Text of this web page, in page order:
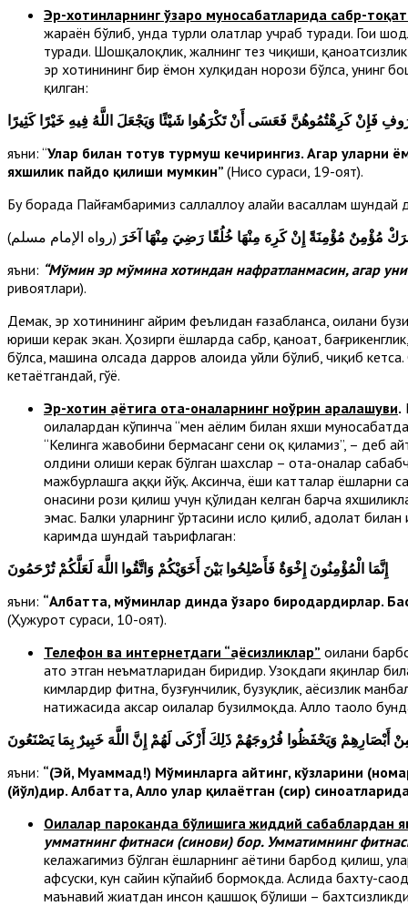
Эр-хотинларнинг ўзаро муносабатларида сабр-
жараён бўлиб, унда турли ҳолатлар учраб туради. Гоҳи
туради. Шошқалоқлик, жаҳлнинг тез чиқиши,
эр хотинининг бир ёмон хулқидан норози бўлса, унинг
қилган:
فَإِنْ كَرِهْتُمُوهُنَّ فَعَسَى أَنْ تَكْرَهُوا شَيْئًا وَيَجْعَلَ اللَّهُ فِيهِ خَيْرًا كَثِيرًا
яъни: “Улар билан тотув турмуш кечирингиз. Агар уларни
яхшилик пайдо қилиши мумкин” (Нисо сураси, 19-оят).
Бу борада Пайғамбаримиз саллаллоҳу алайҳи васаллам шундай
مُؤْمِنٌ مُؤْمِنَةً إِنْ كَرِهَ مِنْهَا خُلُقًا رَضِيَ مِنْهَا آخَرَ
яъни: “Мўмин эр мўмина хотиндан нафратланмасин, агар
ривоятлари).
Демак, эр хотинининг айрим феълидан ғазабланса, оилани
юриши керак экан. Ҳозирги ёшларда сабр, қаноат,
бўлса, машина олсада дарров алоҳида уйли бўлиб, чиқиб
кетаётгандай, гўё.
Эр-хотин ҳаётига ота-оналарнинг ноўрин аралашуви.
оилалардан кўпинча “мен аёлим билан яхши
“Келинга жавобини бермасанг сени оқ қиламиз”, – деб
олдини олиши керак бўлган шахслар – ота-оналар
мажбурлашга ҳаққи йўқ. Аксинча, ёши катталар ёшларни
онасини рози қилиш учун қўлидан келган барча
эмас. Балки уларнинг ўртасини ислоҳ қилиб, адолат
каримда шундай таърифлаган:
إِنَّمَا الْمُؤْمِنُونَ إِخْوَةٌ فَأَصْلِحُوا بَيْنَ أَخَوَيْكُمْ وَاتَّقُوا اللَّهَ لَعَلَّكُمْ تُرْحَمُونَ
яъни: “Албатта, мўминлар динда ўзаро биродардирлар.
(Ҳужурот сураси, 10-оят).
Телефон ва интернетдаги “ҳаёсизликлар” оилани
ато этган неъматларидан биридир. Узоқдаги яқинлар
кимлардир фитна, бузғунчилик, бузуқлик, ҳаёсизлик
натижасида аксар оилалар бузилмоқда. Аллоҳ таоло
أَبْصَارِهِمْ وَيَحْفَظُوا فُرُوجَهُمْ ذَلِكَ أَزْكَى لَهُمْ إِنَّ اللَّهَ خَبِيرٌ بِمَا يَصْنَعُونَ
яъни: “(Эй, Муҳаммад!) Мўминларга айтинг, кўзларини
(йўл)дир. Албатта, Аллоҳ улар қилаётган (сир)
Оилалар пароканда бўлишига жиддий сабаблардан
умматнинг фитнаси (синови) бор. Умматимнинг
келажагимиз бўлган ёшларнинг ҳаётини барбод қилиш,
афсуски, кун сайин кўпайиб бормоқда. Аслида бахту-
маънавий жиҳатдан инсон қашшоқ бўлиши –